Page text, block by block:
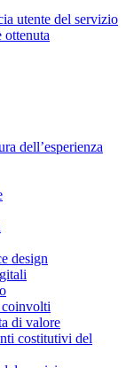
utente del servizio
ottenuta
dell’esperienza
design
di valore
costitutivi del